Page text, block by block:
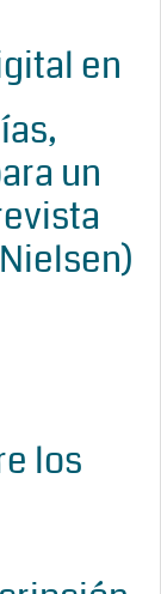
en
un
los